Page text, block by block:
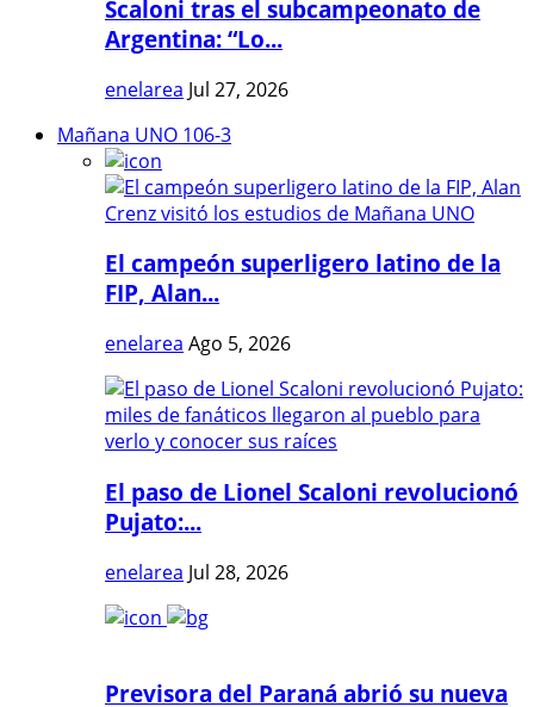
Scaloni tras el subcampeonato de
Argentina: “Lo...
enelarea Jul 27, 2026
Mañana UNO 106-3
El campeón superligero latino de la
FIP, Alan...
enelarea Ago 5, 2026
El paso de Lionel Scaloni revolucionó
Pujato:...
enelarea Jul 28, 2026
Previsora del Paraná abrió su nueva